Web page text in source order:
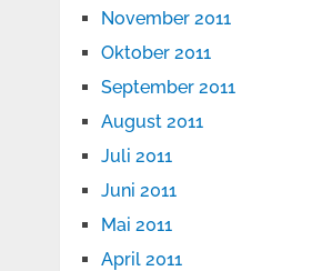
November 2011
Oktober 2011
September 2011
August 2011
Juli 2011
Juni 2011
Mai 2011
April 2011